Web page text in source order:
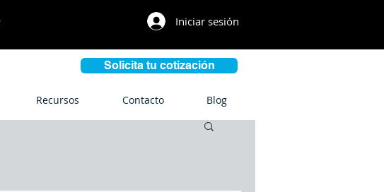
Iniciar sesión
Solicita tu cotización
Recursos Contacto Blog